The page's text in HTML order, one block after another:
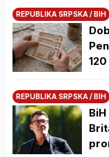
REPUBLIKA SRPSKA / BIH
REPUBLIKA SRPSKA / BIH